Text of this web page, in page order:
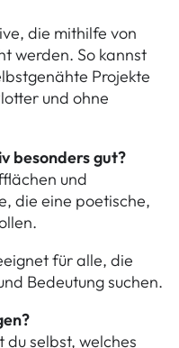
die mithilfe von
werden. So kannst
Projekte
und ohne
besonders gut?
und
die eine poetische,
für alle, die
Bedeutung suchen.
selbst, welches